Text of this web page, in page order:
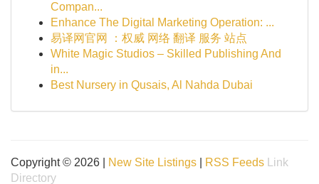
Compan...
Enhance The Digital Marketing Operation: ...
易译网官网 ：权威 网络 翻译 服务 站点
White Magic Studios – Skilled Publishing And
in...
Best Nursery in Qusais, Al Nahda Dubai
Copyright © 2026 | New Site Listings RSS Feeds
Link
Directory